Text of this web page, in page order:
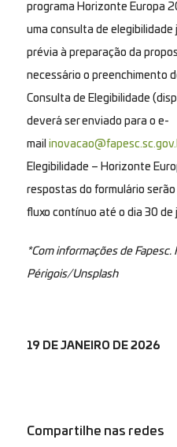
programa Horizonte Europa
uma consulta de elegibilidade
prévia à preparação da
necessário o preenchimento
Consulta de Elegibilidade
deverá ser enviado para o e-
mail
Elegibilidade – Horizonte
respostas do formulário
fluxo contínuo até o dia 30 de
*Com informações de Fapesc.
Périgois/Unsplash
19 DE JANEIRO DE 2026
Compartilhe nas redes